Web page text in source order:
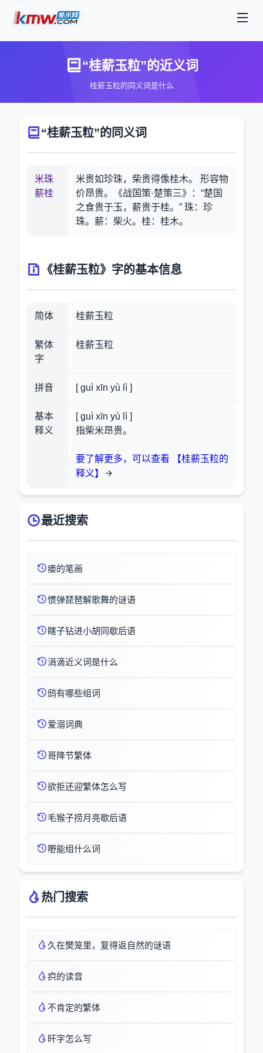
“桂薪玉粒”的近义词
桂薪玉粒的同义词是什么
“桂薪玉粒”的同义词
米珠
薪桂
米贵如珍珠，柴贵得像桂木。 形容物
价昂贵。《战国策·楚策三》：“楚国
之食贵于玉，薪贵于桂。” 珠：珍
珠。薪：柴火。桂：桂木。
《桂薪玉粒》字的基本信息
简体 桂薪玉粒
繁体
字
桂薪玉粒
拼音 [ guì xīn yù lì ]
基本
释义
[ guì xīn yù lì ]
指柴米昂贵。
要了解更多，可以查看 【桂薪玉粒的
释义】
最近搜索
瘘的笔画
惯弹琵琶解歌舞的谜语
瞎子钻进小胡同歇后语
涓滴近义词是什么
鸱有哪些组词
爱溺词典
哥降节繁体
欲拒还迎繁体怎么写
毛猴子捞月亮歇后语
嘢能组什么词
热门搜索
久在樊笼里，复得返自然的谜语
疻的读音
不肯定的繁体
旰字怎么写